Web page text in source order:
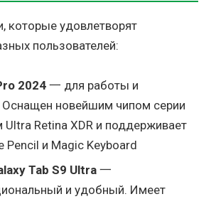
которые удовлетворят
пользователей:
2024一 для работы и
Оснащен новейшим чипом серии
Retina XDR и поддерживает
Pencil и Magic Keyboard
Tab S9 Ultra 一
и удобный. Имеет